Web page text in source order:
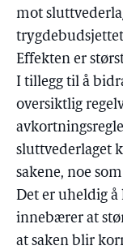
mot
Effekten er
I tillegg til å
oversiktlig
sluttvederlaget
sakene, noe
Det er uheldig
innebærer at
at saken blir